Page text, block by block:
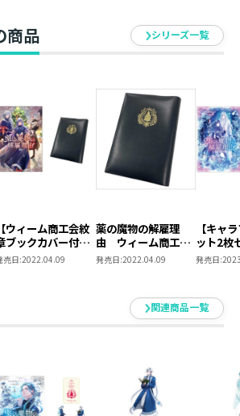
＞
県産)、ドライりんご(青森県産)、香料
載
商品 シリーズ一覧
【ウィーム商工会紋
ブックカバー付
】薬の魔物の解雇
由2
売日:2022.04.09
薬の魔物の解雇理
由 ウィーム商工会
紋章ブックカバー
発売日:2022.04.09
【キャ
ット2枚
き】薬
理由＠
ス）
発売日:
関連商品一覧